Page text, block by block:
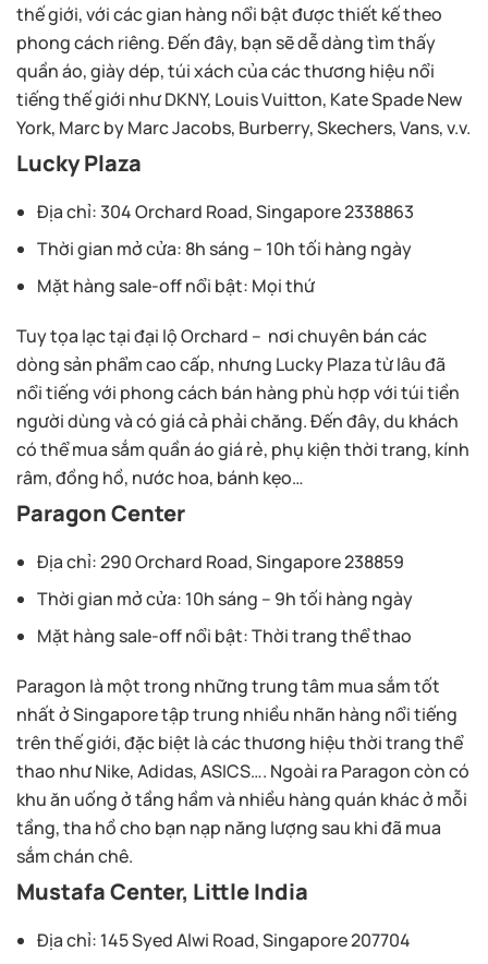
thế giới, với các gian hàng nổi bật được thiết kế theo
phong cách riêng. Đến đây, bạn sẽ dễ dàng tìm thấy
quần áo, giày dép, túi xách của các thương hiệu nổi
tiếng thế giới như DKNY, Louis Vuitton, Kate Spade New
York, Marc by Marc Jacobs, Burberry, Skechers, Vans, v.v.
Lucky Plaza
Địa chỉ: 304 Orchard Road, Singapore 2338863
Thời gian mở cửa: 8h sáng – 10h tối hàng ngày
Mặt hàng sale-off nổi bật: Mọi thứ
Tuy tọa lạc tại đại lộ Orchard – nơi chuyên bán các
dòng sản phẩm cao cấp, nhưng Lucky Plaza từ lâu đã
nổi tiếng với phong cách bán hàng phù hợp với túi tiền
người dùng và có giá cả phải chăng. Đến đây, du khách
có thể mua sắm quần áo giá rẻ, phụ kiện thời trang, kính
râm, đồng hồ, nước hoa, bánh kẹo…
Paragon Center
Địa chỉ: 290 Orchard Road, Singapore 238859
Thời gian mở cửa: 10h sáng – 9h tối hàng ngày
Mặt hàng sale-off nổi bật: Thời trang thể thao
Paragon là một trong những trung tâm mua sắm tốt
nhất ở Singapore tập trung nhiều nhãn hàng nổi tiếng
trên thế giới, đặc biệt là các thương hiệu thời trang thể
thao như Nike, Adidas, ASICS…. Ngoài ra Paragon còn có
khu ăn uống ở tầng hầm và nhiều hàng quán khác ở mỗi
tầng, tha hồ cho bạn nạp năng lượng sau khi đã mua
sắm chán chê.
Mustafa Center, Little India
Địa chỉ: 145 Syed Alwi Road, Singapore 207704